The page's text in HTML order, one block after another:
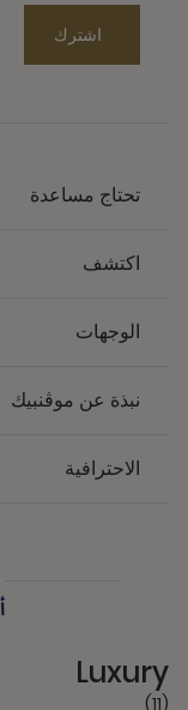
اشترك
تحتاج مساعدة
اكتشف
الوجهات
نبذة عن موڤنبيك
الاحترافية
Luxury
(11)